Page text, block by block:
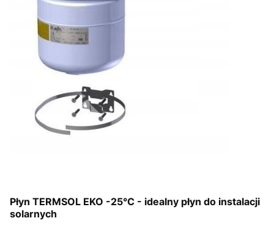
Płyn TERMSOL EKO -25°C - idealny płyn do instalacji
solarnych